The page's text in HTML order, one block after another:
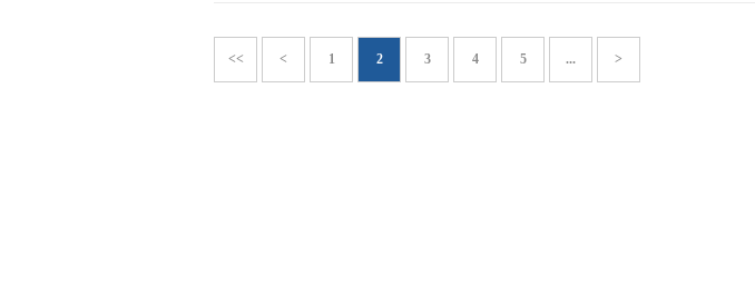
<< < 1 2 3 4 5 ... >